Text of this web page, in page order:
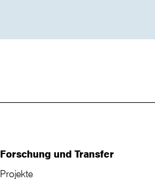
Forschung und Transfer
Projekte